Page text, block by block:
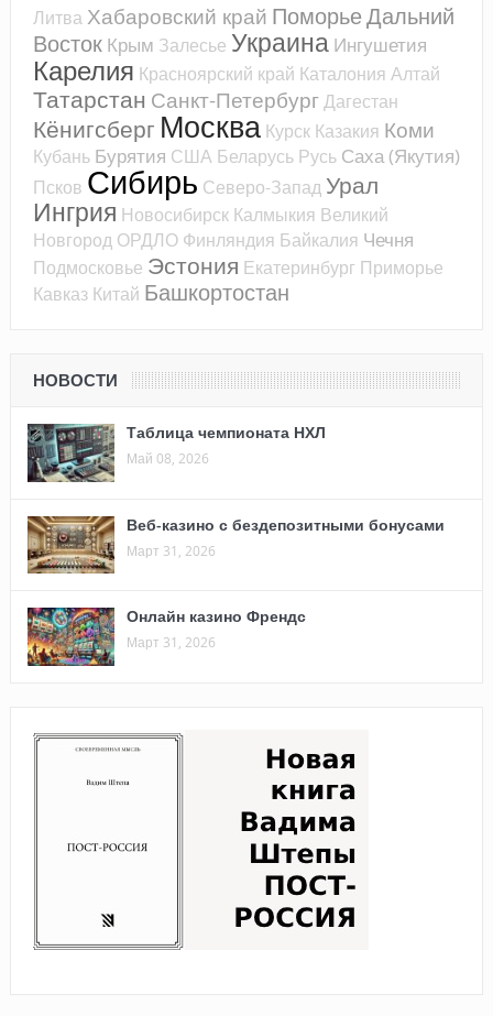
Литва Хабаровский край ПоморьеДальний
Восток Крым Залесье Украина Ингушетия
Карелия Красноярский край Каталония Алтай
Татарстан Санкт-ПетербургДагестан
Кёнигсберг Москва Курск Казакия Коми
Кубань Бурятия США Беларусь Русь Саха (Якутия)
Псков Сибирь Северо-Запад Урал
Ингрия Новосибирск Калмыкия Великий
Новгород ОРДЛО Финляндия Байкалия Чечня
Подмосковье Эстония Екатеринбург Приморье
Кавказ Китай Башкортостан
НОВОСТИ
Таблица чемпионата НХЛ
Май 08, 2026
Веб-казино с бездепозитными бонусами
Март 31, 2026
Онлайн казино Френдс
Март 31, 2026